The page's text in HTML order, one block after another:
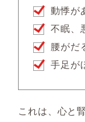
動悸が
不眠、
腰がだ
手足が
これは、心と